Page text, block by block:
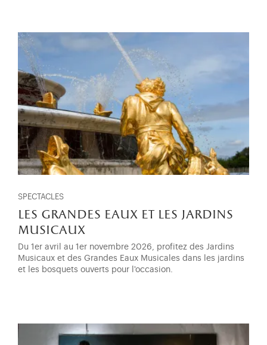
SPECTACLES
les grandes eaux et les jardins
musicaux
Du 1er avril au 1er novembre 2026, profitez des Jardins
Musicaux et des Grandes Eaux Musicales dans les jardins
et les bosquets ouverts pour l'occasion.